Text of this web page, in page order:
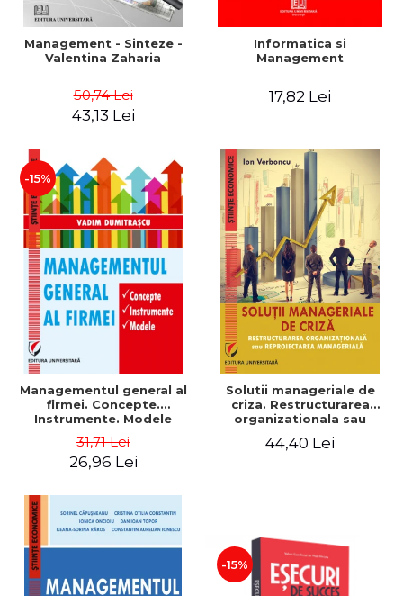
Management - Sinteze -
Valentina Zaharia
50,74 Lei
43,13 Lei
Informatica si
Management
17,82 Lei
-15%
Managementul general al
firmei. Concepte.
Instrumente. Modele
31,71 Lei
26,96 Lei
Solutii manageriale de
criza. Restructurarea
organizationala sau
44,40 Lei
-15%